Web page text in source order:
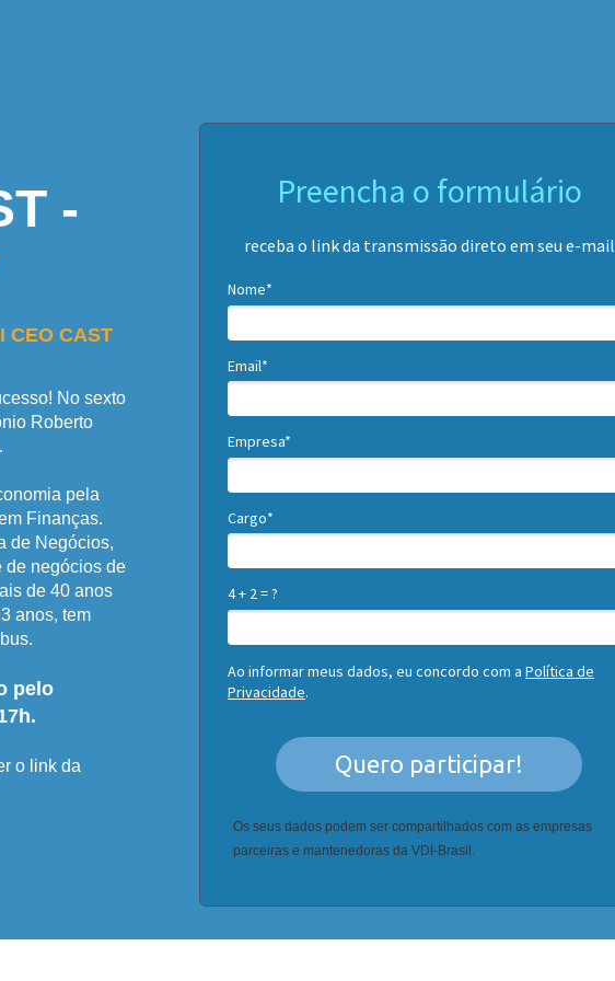
-
CEO CAST
No sexto
Roberto
pela
Finanças.
de Negócios,
de negócios de
de 40 anos
anos, tem
pelo
o link da
Preencha o formulário
receba o link da transmissão direto em seu e-mail
Nome*
Email*
Empresa*
Cargo*
4 + 2 = ?
Ao informar meus dados, eu concordo com a Política de
Privacidade.
Quero participar!
Os seus dados podem ser compartilhados com as empresas
parceiras e mantenedoras da VDI-Brasil.